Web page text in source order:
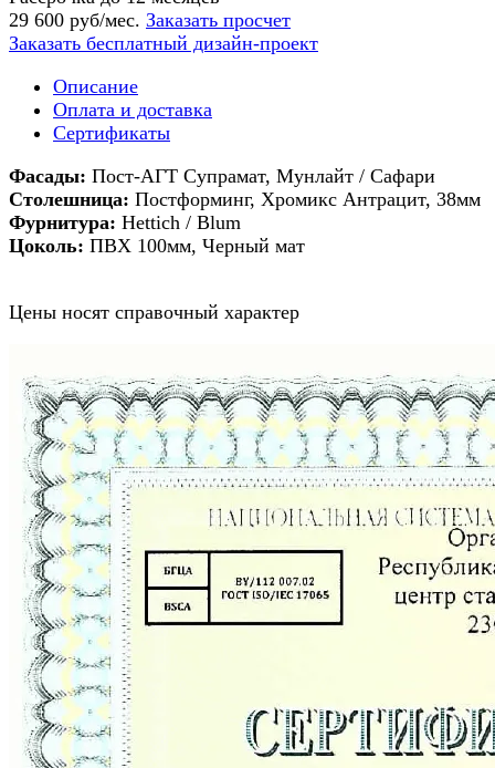
29 600 руб/мес. Заказать просчет
Заказать бесплатный дизайн-проект
Описание
Оплата и доставка
Сертификаты
Фасады: Пост-АГТ Супрамат, Мунлайт / Сафари
Столешница: Постформинг, Хромикс Антрацит, 38мм
Фурнитура: Hettich / Blum
Цоколь: ПВХ 100мм, Черный мат
Цены носят справочный характер